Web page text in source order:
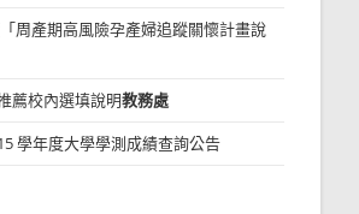
周產期高風險孕產婦追蹤關懷計畫說
薦校內選填說明教務處
學年度大學學測成績查詢公告